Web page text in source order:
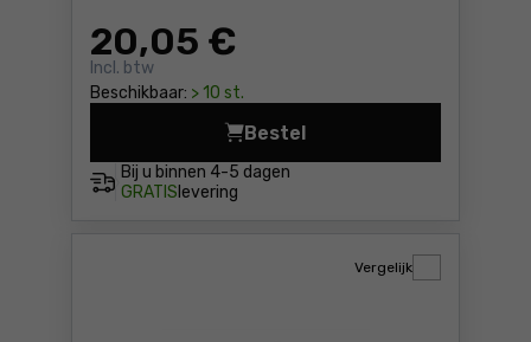
20,05 €
Incl. btw
Beschikbaar: > 10 st.
Bij u binnen 4-5 dagen
GRATIS levering
Bestel
Cirkelzaagblad Metabo
Vergelijk